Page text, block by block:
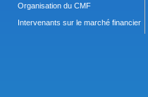
Organisation du CMF
Intervenants sur le marché financier